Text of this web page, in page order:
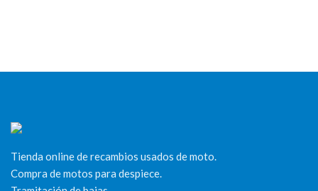
Tienda online de recambios usados de moto.
Compra de motos para despiece.